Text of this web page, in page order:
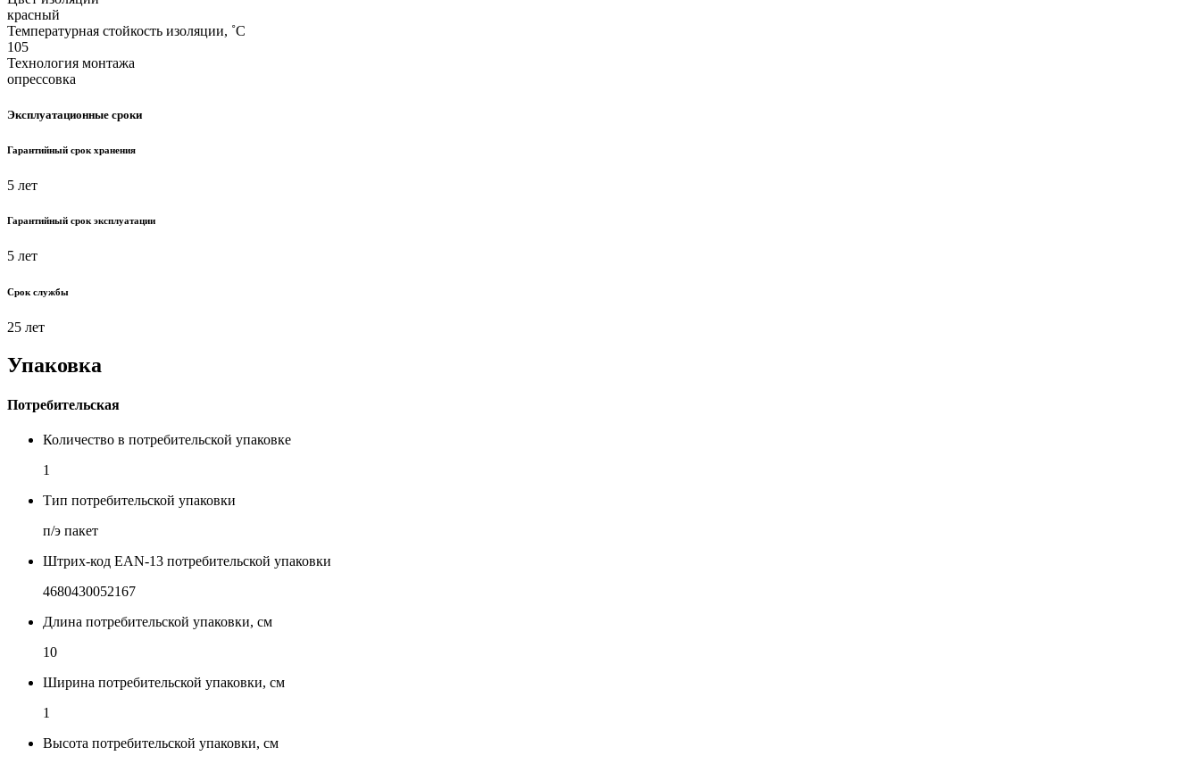
красный
Температурная стойкость изоляции, ˚С
105
Технология монтажа
опрессовка
Эксплуатационные сроки
Гарантийный срок хранения
5 лет
Гарантийный срок эксплуатации
5 лет
Срок службы
25 лет
Упаковка
Потребительская
Количество в потребительской упаковке
1
Тип потребительской упаковки
п/э пакет
Штрих-код EAN-13 потребительской упаковки
4680430052167
Длина потребительской упаковки, см
10
Ширина потребительской упаковки, см
1
Высота потребительской упаковки, см